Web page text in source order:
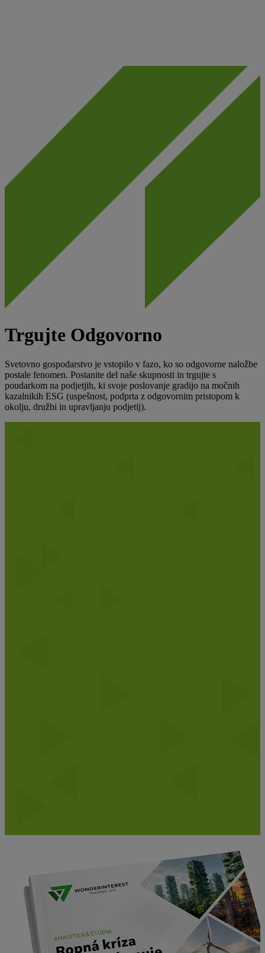
Trgujte Odgovorno
Svetovno gospodarstvo je vstopilo v fazo, ko so odgovorne naložbe
postale fenomen. Postanite del naše skupnosti in trgujte s
poudarkom na podjetjih, ki svoje poslovanje gradijo na močnih
kazalnikih ESG (uspešnost, podprta z odgovornim pristopom k
okolju, družbi in upravljanju podjetij).